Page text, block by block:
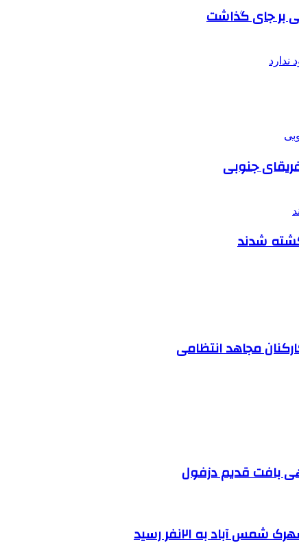
مجاهد انتظامی
آباد به ۲۱نفر رسید